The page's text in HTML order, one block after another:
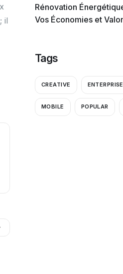
il
Rénovation
Vos Économies et
Tags
CREATIVE ENTERPRISE
MOBILE POPULAR